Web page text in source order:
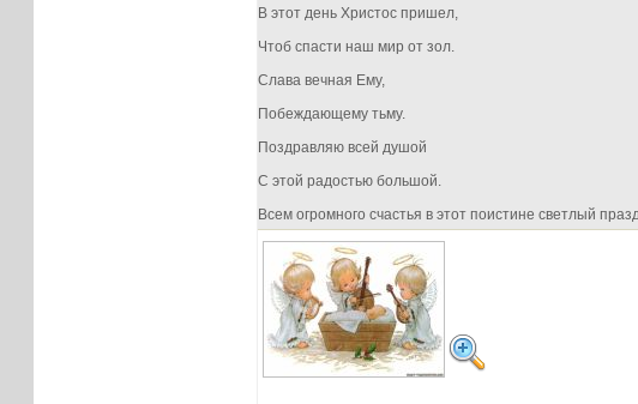
В этот день Христос пришел,
Чтоб спасти наш мир от зол.
Слава вечная Ему,
Побеждающему тьму.
Поздравляю всей душой
С этой радостью большой.
Всем огромного счастья в этот поистине светлый